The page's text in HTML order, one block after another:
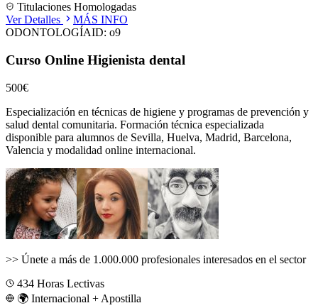
Titulaciones Homologadas
Ver Detalles
MÁS INFO
ODONTOLOGÍAID: o9
Curso Online Higienista dental
500€
Especialización en técnicas de higiene y programas de prevención y
salud dental comunitaria. Formación técnica especializada
disponible para alumnos de Sevilla, Huelva, Madrid, Barcelona,
Valencia y modalidad online internacional.
>> Únete a más de 1.000.000 profesionales interesados en el sector
434 Horas Lectivas
🌍 Internacional + Apostilla